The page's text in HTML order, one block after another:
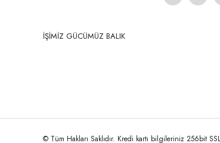
İŞİMİZ GÜCÜMÜZ BALIK
© Tüm Hakları Saklıdır. Kredi kartı bilgileriniz 256bit